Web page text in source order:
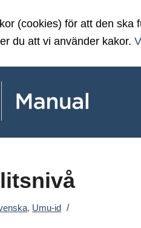
(cookies) för att den ska
du att vi använder kakor.
, Umu-id /